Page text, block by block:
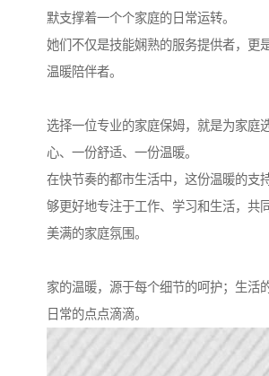
默支撑着一个个家庭的日常运转。
她们不仅是技能娴熟的服务提供者，更
温暖陪伴者。
选择一位专业的家庭保姆，就是为家庭
心、一份舒适、一份温暖。
在快节奏的都市生活中，这份温暖的支
够更好地专注于工作、学习和生活，共
美满的家庭氛围。
家的温暖，源于每个细节的呵护；生活
日常的点点滴滴。